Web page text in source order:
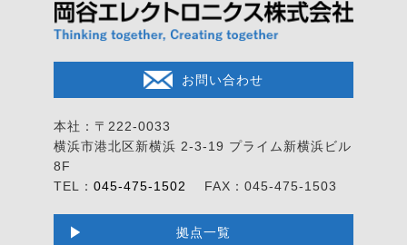
お問い合わせ
本社：〒222-0033
横浜市港北区新横浜 2-3-19 プライム新横浜ビル
8F
TEL： 045-475-1502 FAX：045-475-1503
拠点一覧